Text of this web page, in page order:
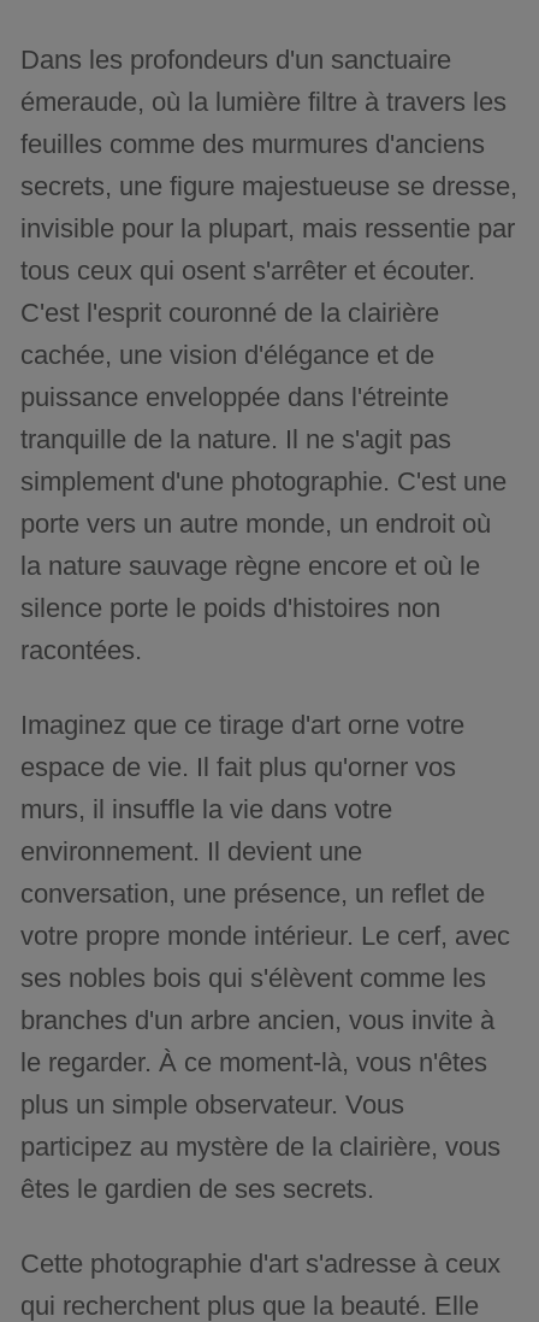
Dans les profondeurs d'un sanctuaire
émeraude, où la lumière filtre à travers les
feuilles comme des murmures d'anciens
secrets, une figure majestueuse se dresse,
invisible pour la plupart, mais ressentie par
tous ceux qui osent s'arrêter et écouter.
C'est l'esprit couronné de la clairière
cachée, une vision d'élégance et de
puissance enveloppée dans l'étreinte
tranquille de la nature. Il ne s'agit pas
simplement d'une photographie. C'est une
porte vers un autre monde, un endroit où
la nature sauvage règne encore et où le
silence porte le poids d'histoires non
racontées.
Imaginez que ce tirage d'art orne votre
espace de vie. Il fait plus qu'orner vos
murs, il insuffle la vie dans votre
environnement. Il devient une
conversation, une présence, un reflet de
votre propre monde intérieur. Le cerf, avec
ses nobles bois qui s'élèvent comme les
branches d'un arbre ancien, vous invite à
le regarder. À ce moment-là, vous n'êtes
plus un simple observateur. Vous
participez au mystère de la clairière, vous
êtes le gardien de ses secrets.
Cette photographie d'art s'adresse à ceux
qui recherchent plus que la beauté. Elle